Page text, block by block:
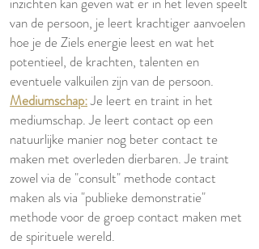
van de persoon, je leert krachtiger aanvoelen
hoe je de Ziels energie leest en wat het
potentieel, de krachten, talenten en
eventuele valkuilen zijn van de persoon.
Mediumschap:Je leert en traint in het
mediumschap. Je leert contact op een
natuurlijke manier nog beter contact te
maken met overleden dierbaren. Je traint
zowel via de "consult" methode contact
maken als via "publieke demonstratie"
methode voor de groep contact maken met
de spirituele wereld.